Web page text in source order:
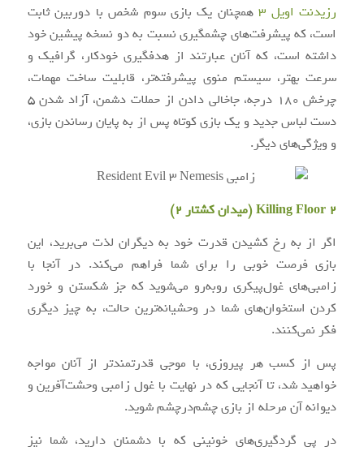
رزیدنت اویل ۳
همچنان یک بازی سوم شخص با دوربین ثابت
است، که پیشرفت‌های چشمگیری نسبت به دو نسخه پیشین خود
داشته است، که آنان عبارتند از هدفگیری خودکار، گرافیک و
سرعت بهتر، سیستم منوی پیشرفته‌تر، قابلیت ساخت مهمات،
چرخش ۱۸۰ درجه، جاخالی دادن از حملات دشمن، آزاد شدن ۵
دست لباس جدید و یک بازی کوتاه پس از به پایان رساندن بازی،
و ویژگی‌های دیگر.
Killing Floor 2 (میدان کشتار ۲)
اگر از به رخ کشیدن قدرت خود به دیگران لذت می‌برید، این
بازی فرصت خوبی را برای شما فراهم می‌کند. در آنجا با
زامبی‌های غول‌پیکری روبه‌رو می‌شوید که جز شکستن و خورد
کردن استخوان‌های شما در وحشیانه‌ترین حالت، به چیز دیگری
فکر نمی‌کنند.
پس از کسب هر پیروزی، با موجی قدرتمندتر از آنان مواجه
خواهید شد، تا آنجایی که در نهایت با غول زامبی وحشت‌آفرین و
دیوانه آن مرحله از بازی چشم‌درچشم شوید.
در پی گردگیری‌های خونینی که با دشمنان دارید، شما نیز